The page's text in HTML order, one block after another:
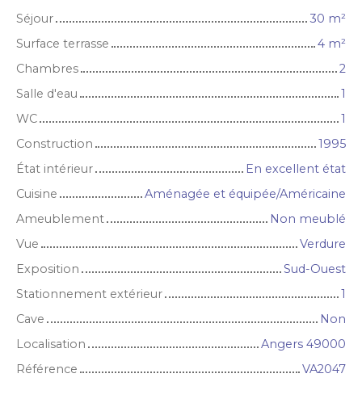
Séjour
30 m²
Surface terrasse
4 m²
Chambres
2
Salle d'eau
1
WC
1
Construction
1995
État intérieur
En excellent état
Cuisine
Aménagée et équipée/Américaine
Ameublement
Non meublé
Vue
Verdure
Exposition
Sud-Ouest
Stationnement extérieur
1
Cave
Non
Localisation
Angers 49000
Référence
VA2047